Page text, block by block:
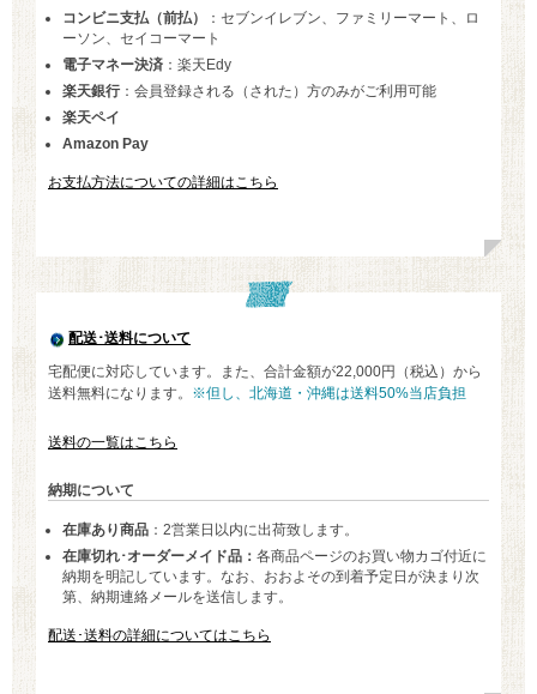
コンビニ支払（前払）
：セブンイレブン、ファミリーマート、ロ
ーソン、セイコーマート
電子マネー決済：楽天Edy
楽天銀行：会員登録される（された）方のみがご利用可能
楽天ペイ
Amazon Pay
お支払方法についての詳細はこちら
配送･送料について
宅配便に対応しています。また、合計金額が22,000円（税込）から
送料無料になります。 ※但し、北海道・沖縄は送料50%当店負担
送料の一覧はこちら
納期について
在庫あり商品：2営業日以内に出荷致します。
在庫切れ･オーダーメイド品： 各商品ページのお買い物カゴ付近に
納期を明記しています。なお、おおよその到着予定日が決まり次
第、納期連絡メールを送信します。
配送･送料の詳細についてはこちら